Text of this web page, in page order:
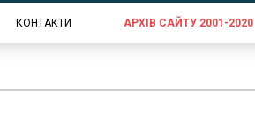
КОНТАКТИ АРХІВ САЙТУ 2001-2020